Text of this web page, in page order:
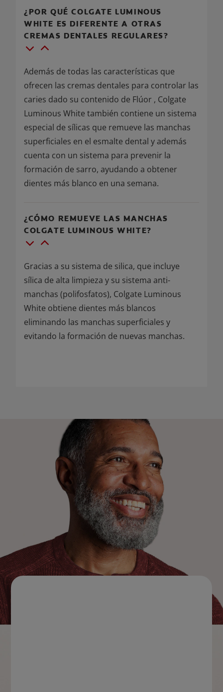
¿POR QUÉ COLGATE LUMINOUS
WHITE ES DIFERENTE A OTRAS
CREMAS DENTALES REGULARES?
Además de todas las características que
ofrecen las cremas dentales para controlar las
caries dado su contenido de Flúor , Colgate
Luminous White también contiene un sistema
especial de sílicas que remueve las manchas
superficiales en el esmalte dental y además
cuenta con un sistema para prevenir la
formación de sarro, ayudando a obtener
dientes más blanco en una semana.
¿CÓMO REMUEVE LAS MANCHAS
COLGATE LUMINOUS WHITE?
Gracias a su sistema de silica, que incluye
sílica de alta limpieza y su sistema anti-
manchas (polifosfatos), Colgate Luminous
White obtiene dientes más blancos
eliminando las manchas superficiales y
evitando la formación de nuevas manchas.